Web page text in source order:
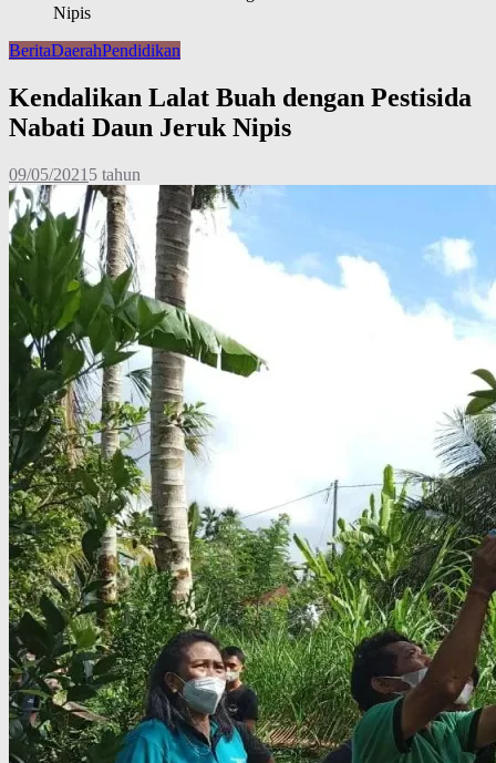
Nipis
BeritaDaerahPendidikan
Kendalikan Lalat Buah dengan Pestisida
Nabati Daun Jeruk Nipis
09/05/2021 5 tahun